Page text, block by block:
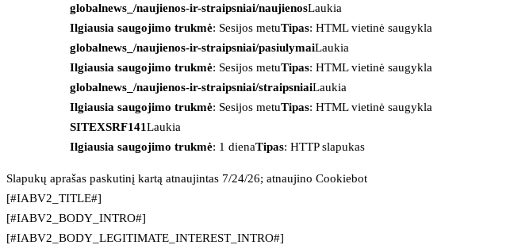
globalnews_/naujienos-ir-straipsniai/naujienosLaukia
Ilgiausia saugojimo trukmė: Sesijos metuTipas: HTML vietinė saugykla
globalnews_/naujienos-ir-straipsniai/pasiulymaiLaukia
Ilgiausia saugojimo trukmė: Sesijos metuTipas: HTML vietinė saugykla
globalnews_/naujienos-ir-straipsniai/straipsniaiLaukia
Ilgiausia saugojimo trukmė: Sesijos metuTipas: HTML vietinė saugykla
SITEXSRF141Laukia
Ilgiausia saugojimo trukmė: 1 dienaTipas: HTTP slapukas
Slapukų aprašas paskutinį kartą atnaujintas 7/24/26; atnaujino Cookiebot
[#IABV2_TITLE#]
[#IABV2_BODY_INTRO#]
[#IABV2_BODY_LEGITIMATE_INTEREST_INTRO#]